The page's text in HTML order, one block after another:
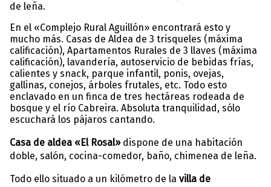
de leña.
En el «Complejo Rural Aguillón» encontrará esto y
mucho más. Casas de Aldea de 3 trisqueles (máxima
calificación), Apartamentos Rurales de 3 llaves (máxima
calificación), lavandería, autoservicio de bebidas frías,
calientes y snack, parque infantil, ponis, ovejas,
gallinas, conejos, árboles frutales, etc. Todo esto
enclavado en un finca de tres hectáreas rodeada de
bosque y el río Cabreira. Absoluta tranquilidad, sólo
escuchará los pájaros cantando.
Casa de aldea «El Rosal»dispone de una habitación
doble, salón, cocina-comedor, baño, chimenea de leña.
Todo ello situado a un kilómetro de la villa de